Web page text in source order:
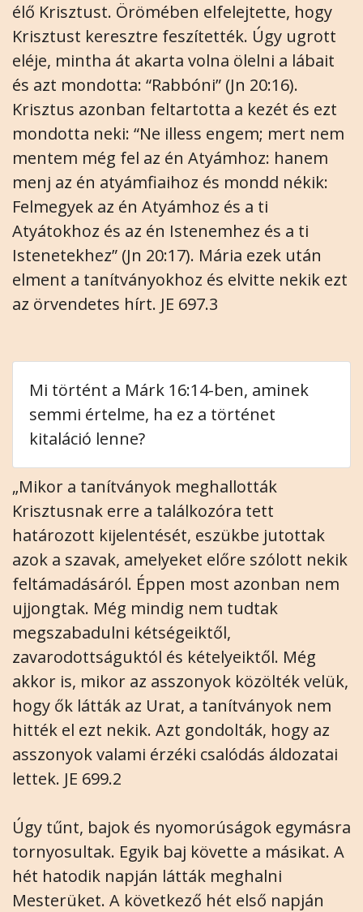
élő Krisztust. Örömében elfelejtette, hogy
Krisztust keresztre feszítették. Úgy ugrott
eléje, mintha át akarta volna ölelni a lábait
és azt mondotta: “Rabbóni” (Jn 20:16).
Krisztus azonban feltartotta a kezét és ezt
mondotta neki: “Ne illess engem; mert nem
mentem még fel az én Atyámhoz: hanem
menj az én atyámfiaihoz és mondd nékik:
Felmegyek az én Atyámhoz és a ti
Atyátokhoz és az én Istenemhez és a ti
Istenetekhez” (Jn 20:17). Mária ezek után
elment a tanítványokhoz és elvitte nekik ezt
az örvendetes hírt. JE 697.3
Mi történt a Márk 16:14-ben, aminek
semmi értelme, ha ez a történet
kitaláció lenne?
„Mikor a tanítványok meghallották
Krisztusnak erre a találkozóra tett
határozott kijelentését, eszükbe jutottak
azok a szavak, amelyeket előre szólott nekik
feltámadásáról. Éppen most azonban nem
ujjongtak. Még mindig nem tudtak
megszabadulni kétségeiktől,
zavarodottságuktól és kételyeiktől. Még
akkor is, mikor az asszonyok közölték velük,
hogy ők látták az Urat, a tanítványok nem
hitték el ezt nekik. Azt gondolták, hogy az
asszonyok valami érzéki csalódás áldozatai
lettek. JE 699.2
Úgy tűnt, bajok és nyomorúságok egymásra
tornyosultak. Egyik baj követte a másikat. A
hét hatodik napján látták meghalni
Mesterüket. A következő hét első napján